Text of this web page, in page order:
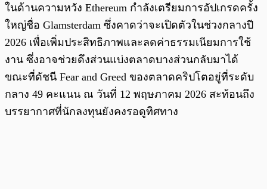
ในด้านความหวัง Ethereum กำลังเตรียมการอัปเกรดครั้ง
ใหญ่ชื่อ Glamsterdam ซึ่งคาดว่าจะเปิดตัวในช่วงกลางปี
2026 เพื่อเพิ่มประสิทธิภาพและลดค่าธรรมเนียมการใช้
งาน ซึ่งอาจช่วยดึงส่วนแบ่งตลาดบางส่วนกลับมาได้
ขณะที่ดัชนี Fear and Greed ของตลาดคริปโตอยู่ที่ระดับ
กลาง 49 คะแนน ณ วันที่ 12 พฤษภาคม 2026 สะท้อนถึง
บรรยากาศที่นักลงทุนยังคงรอดูทิศทาง